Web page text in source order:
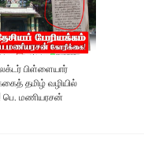
பிள்ளையார்
தமிழ் வழியில்
மணியரசன்